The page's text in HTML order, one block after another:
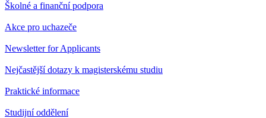
Školné a finanční podpora
Akce pro uchazeče
Newsletter for Applicants
Nejčastější dotazy k magisterskému studiu
Praktické informace
Studijní oddělení